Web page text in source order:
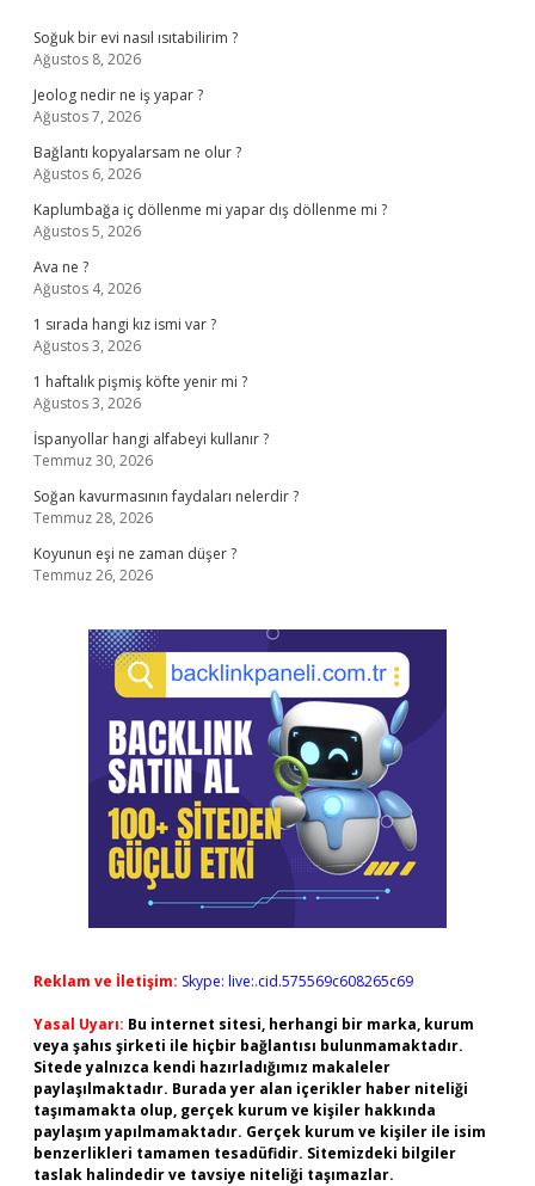
Soğuk bir evi nasıl ısıtabilirim ?
Ağustos 8, 2026
Jeolog nedir ne iş yapar ?
Ağustos 7, 2026
Bağlantı kopyalarsam ne olur ?
Ağustos 6, 2026
Kaplumbağa iç döllenme mi yapar dış döllenme mi ?
Ağustos 5, 2026
Ava ne ?
Ağustos 4, 2026
1 sırada hangi kız ismi var ?
Ağustos 3, 2026
1 haftalık pişmiş köfte yenir mi ?
Ağustos 3, 2026
İspanyollar hangi alfabeyi kullanır ?
Temmuz 30, 2026
Soğan kavurmasının faydaları nelerdir ?
Temmuz 28, 2026
Koyunun eşi ne zaman düşer ?
Temmuz 26, 2026
Reklam ve İletişim: Skype: live:.cid.575569c608265c69
Yasal Uyarı: Bu internet sitesi, herhangi bir marka, kurum
veya şahıs şirketi ile hiçbir bağlantısı bulunmamaktadır.
Sitede yalnızca kendi hazırladığımız makaleler
paylaşılmaktadır. Burada yer alan içerikler haber niteliği
taşımamakta olup, gerçek kurum ve kişiler hakkında
paylaşım yapılmamaktadır. Gerçek kurum ve kişiler ile isim
benzerlikleri tamamen tesadüfidir. Sitemizdeki bilgiler
taslak halindedir ve tavsiye niteliği taşımazlar.